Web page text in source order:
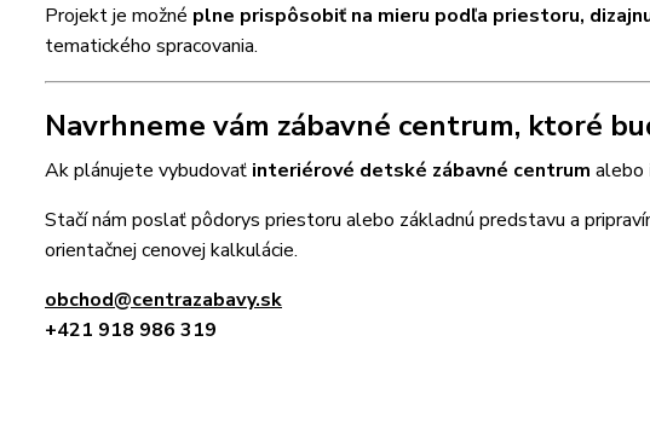
Projekt je možné plne prispôsobiť na mieru podľa priestoru,
tematického spracovania.
Navrhneme vám zábavné centrum, ktoré
Ak plánujete vybudovať interiérové detské zábavné centrum alebo
Stačí nám poslať pôdorys priestoru alebo základnú predstavu a
orientačnej cenovej kalkulácie.
obchod@centrazabavy.sk
+421 918 986 319